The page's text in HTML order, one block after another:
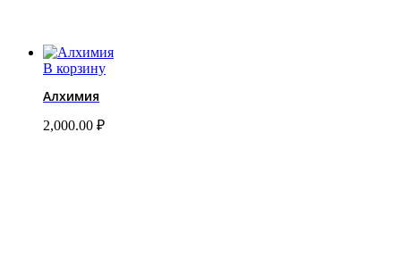
В корзину
Алхимия
2,000.00 ₽